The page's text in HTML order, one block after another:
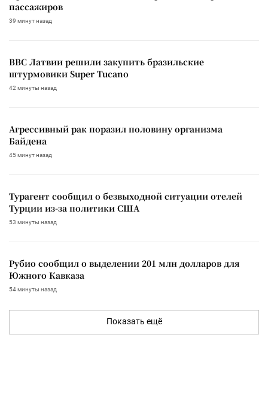
пассажиров
39 минут назад
ВВС Латвии решили закупить бразильские
штурмовики Super Tucano
42 минуты назад
Агрессивный рак поразил половину организма
Байдена
45 минут назад
Турагент сообщил о безвыходной ситуации отелей
Турции из-за политики США
53 минуты назад
Рубио сообщил о выделении 201 млн долларов для
Южного Кавказа
54 минуты назад
Показать ещё